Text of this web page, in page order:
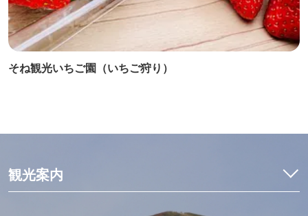
そね観光いちご園（いちご狩り）
観光案内